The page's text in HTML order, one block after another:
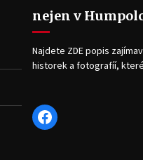
nejen v
Najdete ZDE popis
historek a fotografíí,
Facebook